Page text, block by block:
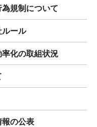
規制について
ルール
化の取組状況
の公表